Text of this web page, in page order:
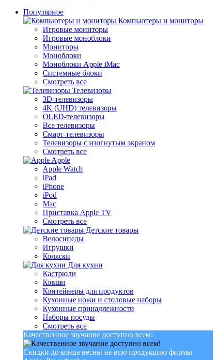
Популярное
Компьютеры и мониторы
Игровые мониторы
Игровые моноблоки
Мониторы
Моноблоки
Моноблоки Apple iMac
Системные блоки
Смотреть все
Телевизоры
3D-телевизоры
4K (UHD) телевизоры
OLED-телевизоры
Все телевизоры
Смарт-телевизоры
Телевизоры с изогнутым экраном
Смотреть все
Apple
Apple Watch
iPad
iPhone
iPod
Mac
Приставка Apple TV
Смотреть все
Детские товары
Велосипеды
Игрушки
Коляски
Для кухни
Кастрюли
Ковши
Контейнеры для продуктов
Кухонные ножи и столовые наборы
Кухонные принадлежности
Наборы посуды
Смотреть все
Качественное звучание доступно всем!
Скидки до конца весны на всю продукцию фирмы